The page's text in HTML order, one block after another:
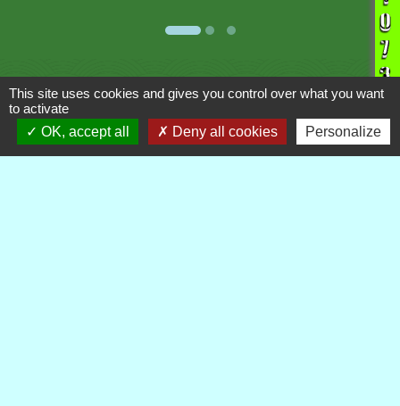
Publications Voir tout
This site uses cookies and gives you control over what you want
to activate
OK, accept all
Deny all cookies Personalize